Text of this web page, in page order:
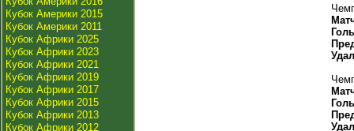
Кубок Америки 2015
Кубок Америки 2011
Кубок Африки 2025
Кубок Африки 2023
Кубок Африки 2021
Кубок Африки 2019
Кубок Африки 2017
Кубок Африки 2015
Кубок Африки 2013
Кубок Африки 2012